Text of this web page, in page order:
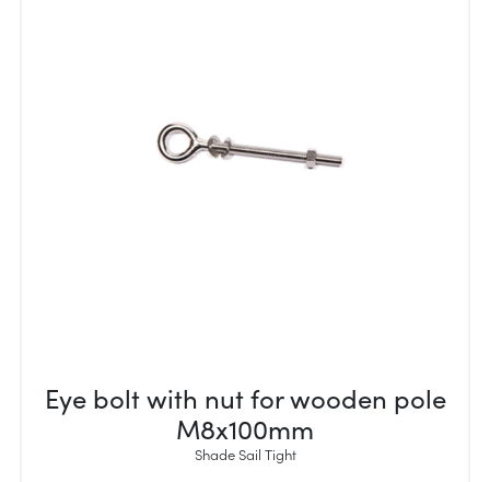
Eye bolt with nut for wooden pole
M8x100mm
Shade Sail Tight